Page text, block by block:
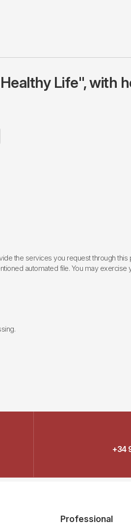
Life", with
the services you request through
automated file. You may
+34
Professional